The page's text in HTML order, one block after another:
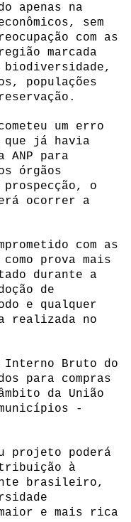
apenas na
sem
com as
marcada
populações
um erro
que já havia
ANP para
órgãos
o
ocorrer a
com as
prova mais
durante a
de
e qualquer
realizada no
Interno Bruto do
para compras
da União
-
projeto poderá
à
brasileiro,
e mais rica